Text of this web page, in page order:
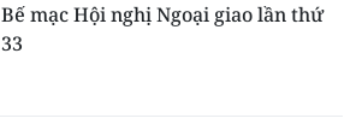
Bế mạc Hội nghị Ngoại giao lần thứ
33